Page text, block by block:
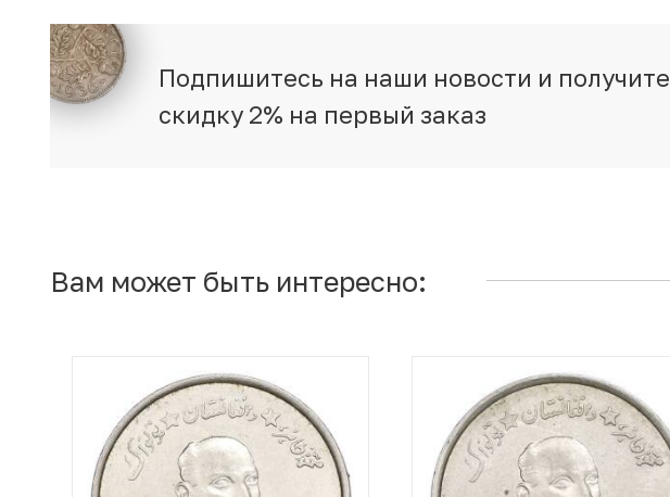
Подпишитесь на наши новости и получите
скидку 2% на первый заказ
Вам может быть интересно: